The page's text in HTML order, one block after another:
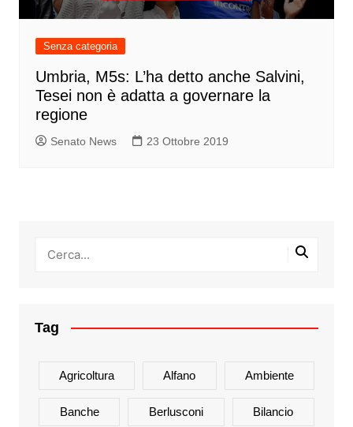
Senza categoria
Umbria, M5s: L’ha detto anche Salvini,
Tesei non è adatta a governare la
regione
Senato News 23 Ottobre 2019
Tag
Agricoltura Alfano Ambiente
Banche Berlusconi Bilancio